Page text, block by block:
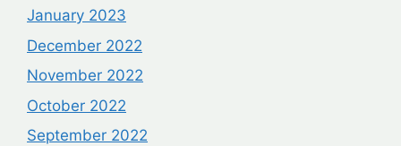
January 2023
December 2022
November 2022
October 2022
September 2022